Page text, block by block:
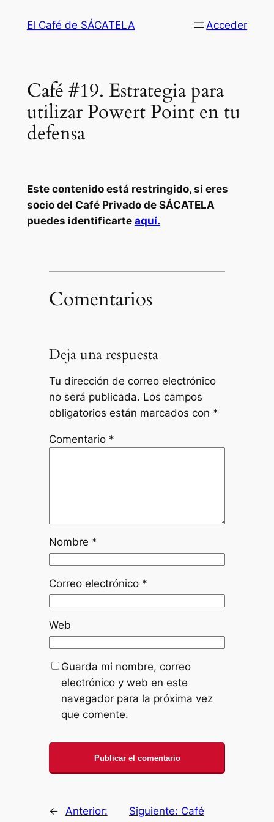
El Café de SÁCATELA Acceder
Café #19. Estrategia para
utilizar Powert Point en tu
defensa
Este contenido está restringido, si eres
socio del Café Privado de SÁCATELA
puedes identificarte aquí.
Comentarios
Deja una respuesta
Tu dirección de correo electrónico
no será publicada. Los campos
obligatorios están marcados con *
Comentario *
Nombre *
Correo electrónico *
Web
Guarda mi nombre, correo
electrónico y web en este
navegador para la próxima vez
que comente.
← Anterior:
Siguiente: Café